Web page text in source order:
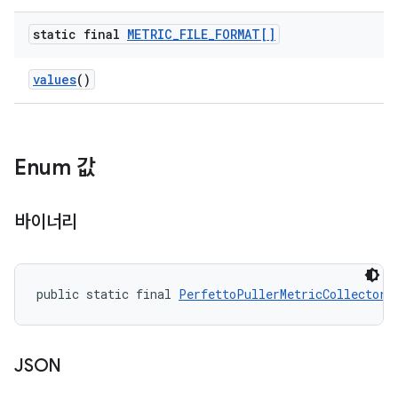
static final METRIC_FILE_FORMAT[]
values()
Enum 값
바이너리
public static final
JSON